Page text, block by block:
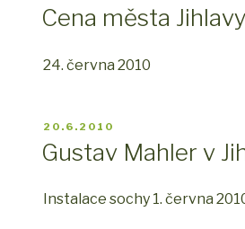
Cena města
24. června 2010
PUBLIKOVÁNO
20.6.2010
Gustav Mahler v
Instalace sochy 1. června